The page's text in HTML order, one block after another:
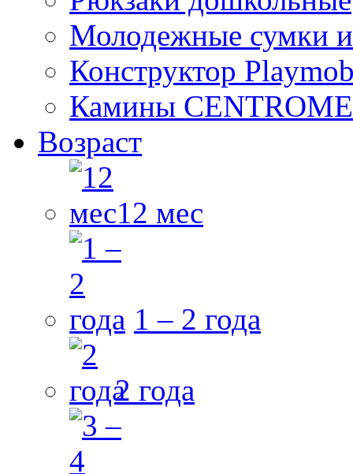
Молодежные сумки
Конструктор
Камины
Возраст
12 мес
1 – 2 года
2 года